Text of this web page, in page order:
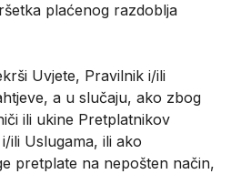
plaćenog razdoblja
Uvjete, Pravilnik i/ili
a u slučaju, ako zbog
ili ukine Pretplatnikov
ili Uslugama, ili ako
pretplate na nepošten način,